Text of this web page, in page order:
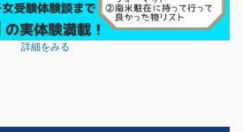
詳細をみる